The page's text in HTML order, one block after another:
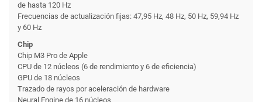
de hasta 120 Hz
Frecuencias de actualización fijas: 47,95 Hz, 48 Hz, 50 Hz, 59,94 Hz
y 60 Hz
Chip
Chip M3 Pro de Apple
CPU de 12 núcleos (6 de rendimiento y 6 de eficiencia)
GPU de 18 núcleos
Trazado de rayos por aceleración de hardware
Neural Engine de 16 núcleos